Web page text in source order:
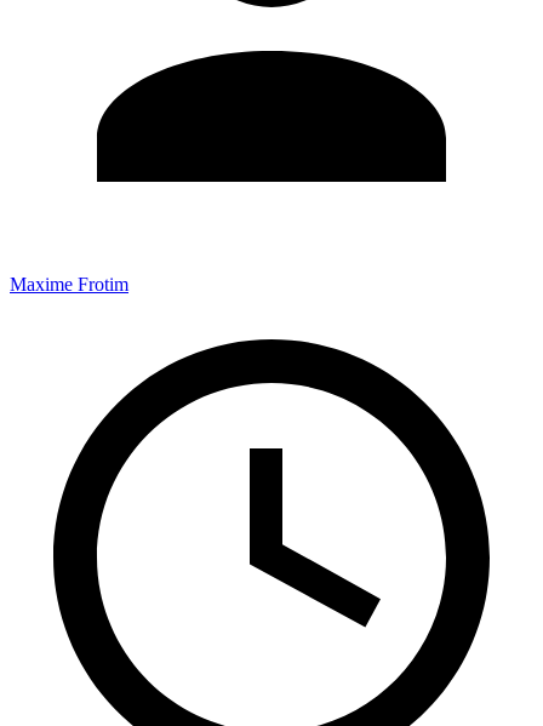
Maxime Frotim